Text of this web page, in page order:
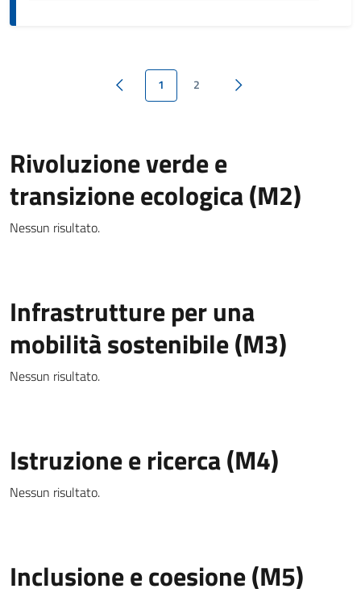
Pagina precedente
1 2 Pagina successiva
Rivoluzione verde e
transizione ecologica (M2)
Nessun risultato.
Infrastrutture per una
mobilità sostenibile (M3)
Nessun risultato.
Istruzione e ricerca (M4)
Nessun risultato.
Inclusione e coesione (M5)